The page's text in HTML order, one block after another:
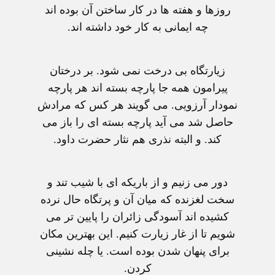
روزها و هفته ها در کار ساختن آن بوده اند
چه ايمانی به کار خود داشته اند.
زيارتگاه بی درخت نمی شود. بر درختان
پيرامون همه جا پارچه بسته اند هر پارچه
نمودار آرزويی. می گويند هر کس که مرادش
حاصل شد می آيد پارچه بسته ای را باز می
کند. و البته نذری هم نثار حضرت داود.
دور می زنيم و از باريکه ای با شيب تند و
سخت لغزنده که ميان آن و پرتگاه حال نرده
کشيده اند آسودگی زائران را پايين تر می
شويم تا از غار زيارت کنيم. اين بهترين مکان
برای پنهان شدن بوده است. يا چله نشينی
کردن.